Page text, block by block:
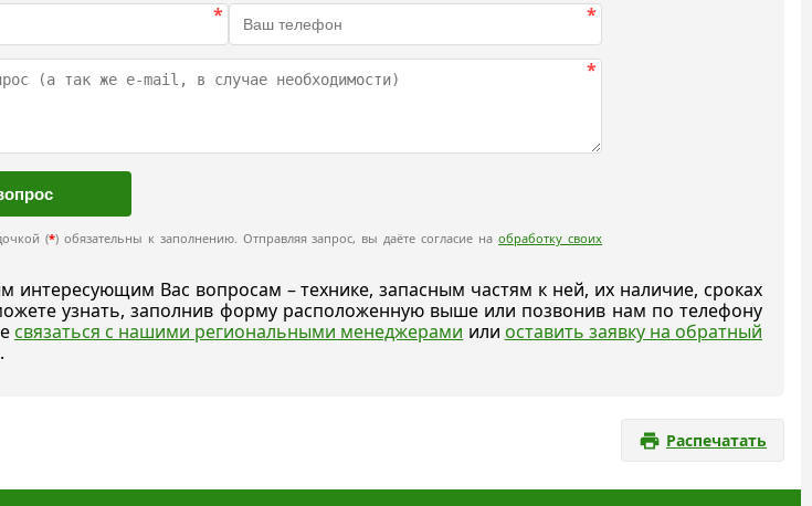
* *
*
(*) обязательны к заполнению. Отправляя запрос, вы даёте согласие наобработку своих
Вас вопросам – технике, запасным частям к ней, их наличие, сроках
узнать, заполнив форму расположенную выше или позвонив нам по телефону
связаться с нашими региональными менеджерами или оставить заявку на обратный
Распечатать